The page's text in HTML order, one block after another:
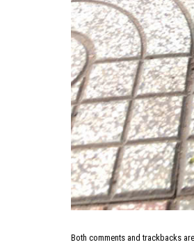
Both comments and trackbacks